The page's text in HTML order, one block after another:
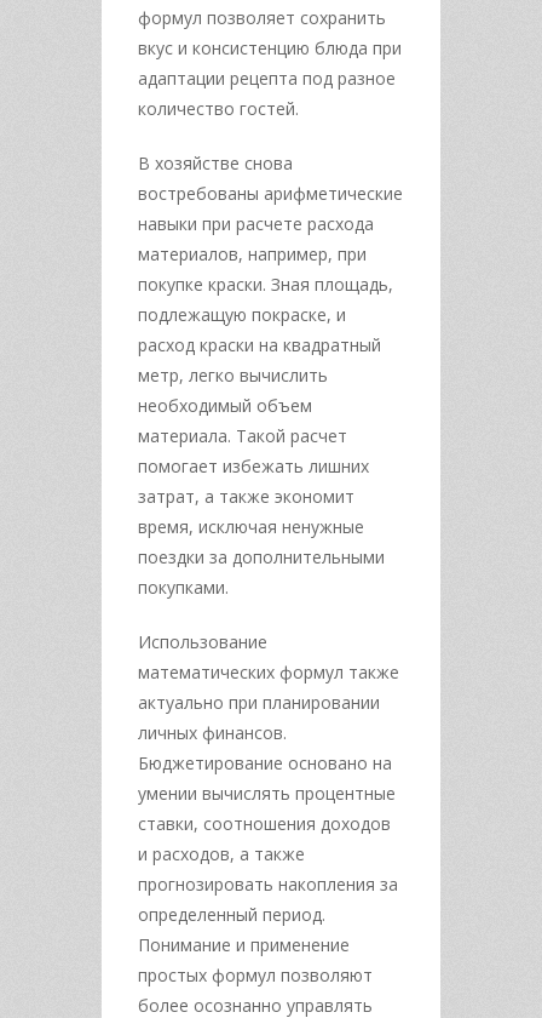
формул позволяет сохранить
вкус и консистенцию блюда при
адаптации рецепта под разное
количество гостей.
В хозяйстве снова
востребованы арифметические
навыки при расчете расхода
материалов, например, при
покупке краски. Зная площадь,
подлежащую покраске, и
расход краски на квадратный
метр, легко вычислить
необходимый объем
материала. Такой расчет
помогает избежать лишних
затрат, а также экономит
время, исключая ненужные
поездки за дополнительными
покупками.
Использование
математических формул также
актуально при планировании
личных финансов.
Бюджетирование основано на
умении вычислять процентные
ставки, соотношения доходов
и расходов, а также
прогнозировать накопления за
определенный период.
Понимание и применение
простых формул позволяют
более осознанно управлять